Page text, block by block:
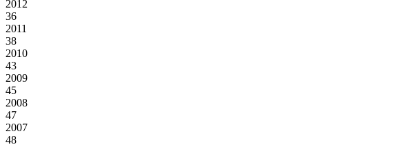
2012
36
2011
38
2010
43
2009
45
2008
47
2007
48